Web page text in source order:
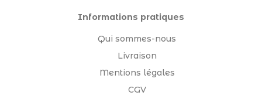
Informations pratiques
Qui sommes-nous
Livraison
Mentions légales
CGV